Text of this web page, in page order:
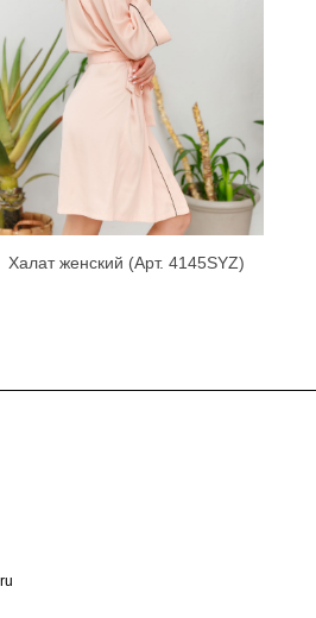
Халат женский (Арт. 4145SYZ)